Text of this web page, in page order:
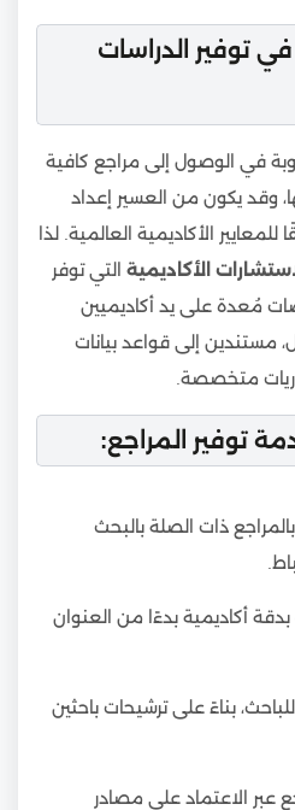
توفير الدراسات
في الوصول إلى مراجع كافية
وقد يكون من العسير إعداد
الأكاديمية العالمية. لذا
الأكاديمية التي توفر
مُعدة على يد أكاديميين
إلى قواعد بيانات
متخصصة.
توفير المراجع:
بالمراجع ذات الصلة بالبحث
بدقة أكاديمية بدءًا من العنوان
للباحث، بناءً على ترشيحات باحثين
عبر الاعتماد على مصادر